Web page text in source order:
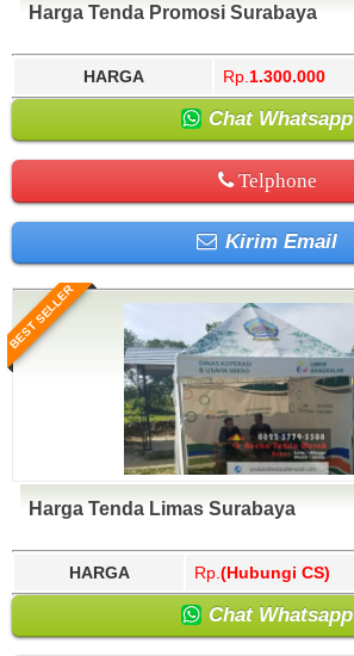
Harga Tenda Promosi Surabaya
HARGA Rp. 1.300.000
Chat Whatsapp
Telphone
Kirim Email
BEST SELLER
Harga Tenda Limas Surabaya
HARGA Rp. (Hubungi CS)
Chat Whatsapp